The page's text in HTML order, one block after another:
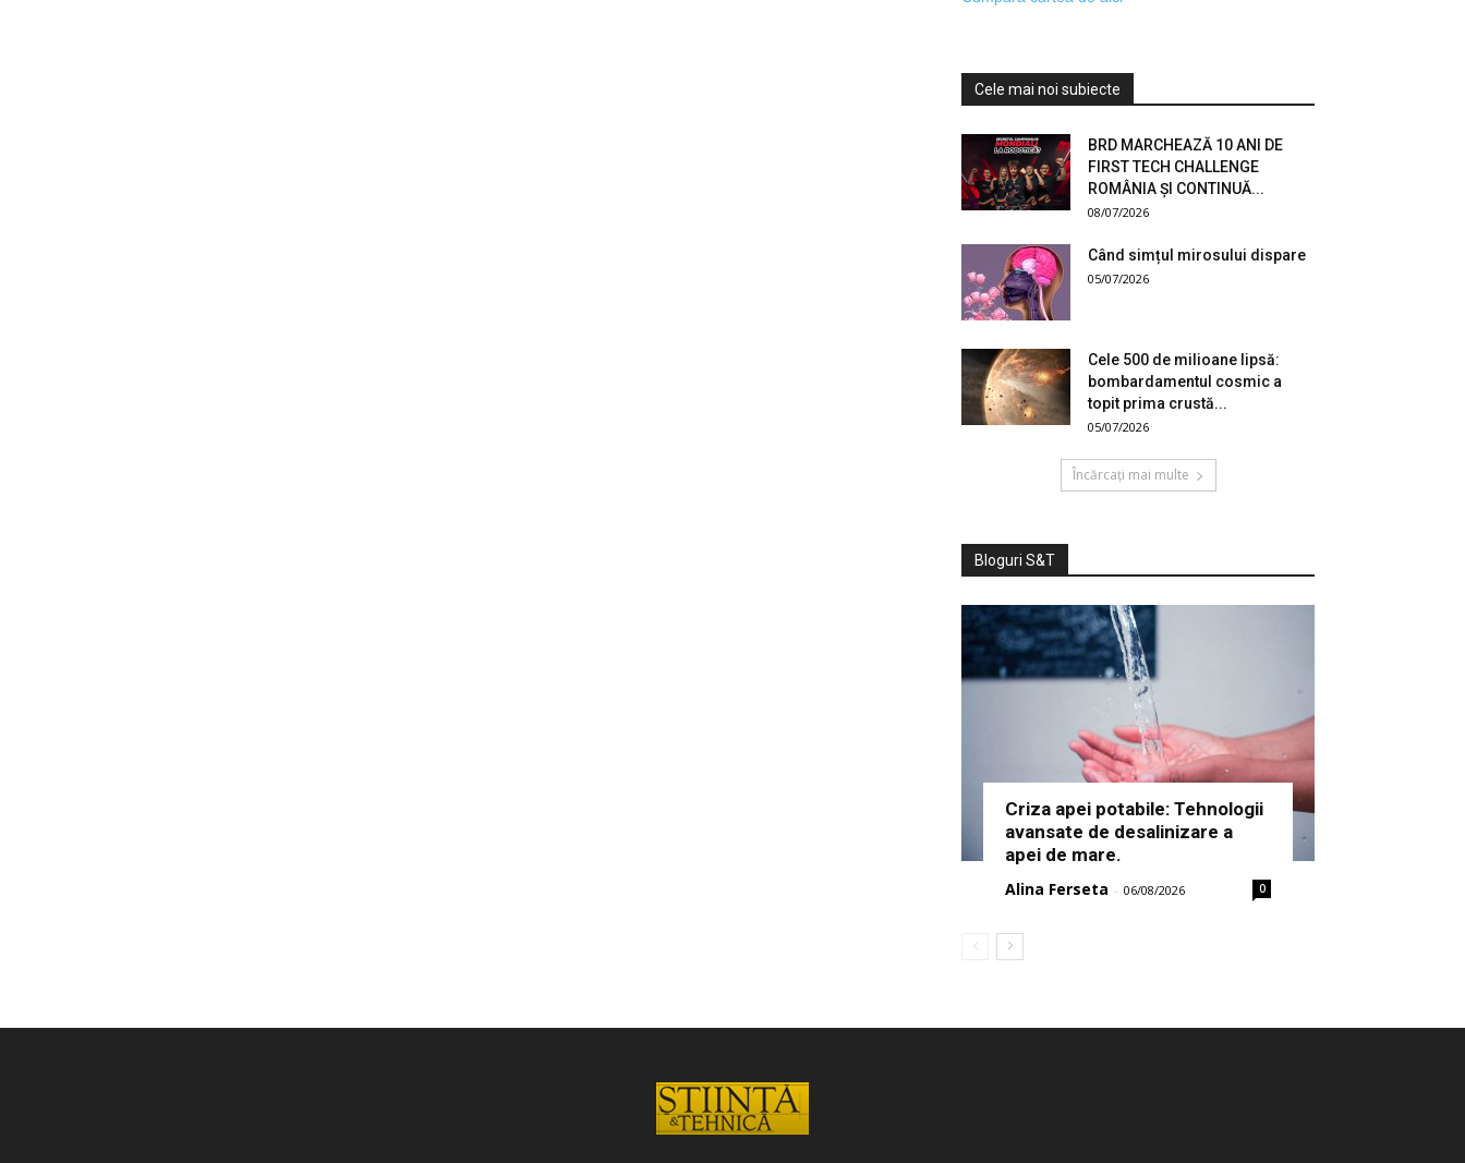
Cele mai noi subiecte
BRD MARCHEAZĂ 10 ANI DE
FIRST TECH CHALLENGE
ROMÂNIA ȘI CONTINUĂ...
08/07/2026
Când simțul mirosului dispare
05/07/2026
Cele 500 de milioane lipsă:
bombardamentul cosmic a
topit prima crustă...
05/07/2026
Încărcați mai multe
Bloguri S&T
Criza apei potabile: Tehnologii
avansate de desalinizare a
apei de mare.
Alina Ferseta - 06/08/2026 0